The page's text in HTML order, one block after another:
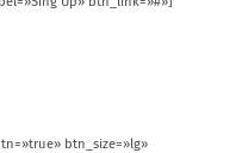
btn_size=»lg»